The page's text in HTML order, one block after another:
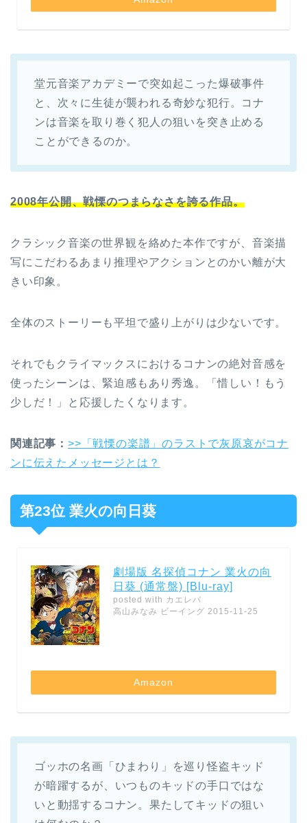
堂元音楽アカデミーで突如起こった爆破事件
と、次々に生徒が襲われる奇妙な犯行。コナ
ンは音楽を取り巻く犯人の狙いを突き止める
ことができるのか。
2008年公開、戦慄のつまらなさを誇る作品。
クラシック音楽の世界観を絡めた本作ですが、音楽描
写にこだわるあまり推理やアクションとのかい離が大
きい印象。
全体のストーリーも平坦で盛り上がりは少ないです。
それでもクライマックスにおけるコナンの絶対音感を
使ったシーンは、緊迫感もあり秀逸。「惜しい！もう
少しだ！」と応援したくなります。
関連記事： >>「戦慄の楽譜」のラストで灰原哀がコナ
ンに伝えたメッセージとは？
第23位 業火の向日葵
劇場版 名探偵コナン 業火の向
日葵 (通常盤) [Blu-ray]
posted with カエレバ
高山みなみ ビーイング 2015-11-25
Amazon
ゴッホの名画「ひまわり」を巡り怪盗キッド
が暗躍するが、いつものキッドの手口ではな
いと動揺するコナン。果たしてキッドの狙い